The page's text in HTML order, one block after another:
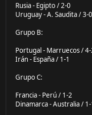
Rusia - Egipto / 2-0
Uruguay - A. Saudita / 3-0
Grupo B:
Portugal - Marruecos /
Irán - España / 1-1
Grupo C:
Francia - Perú / 1-2
Dinamarca - Australia / 1-